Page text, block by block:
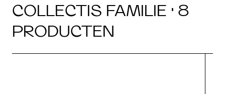
COLLECTIS FAMILIE · 8
PRODUCTEN